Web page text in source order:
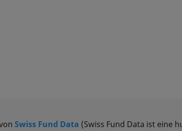
Swiss Fund Data (Swiss Fund Data ist eine